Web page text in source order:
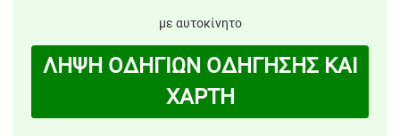
με αυτοκίνητο
ΛΗΨΗ ΟΔΗΓΙΩΝ ΟΔΗΓΗΣΗΣ ΚΑΙ
ΧΑΡΤΗ